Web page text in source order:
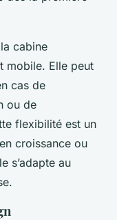
cabine
mobile. Elle peut
cas de
ou de
flexibilité est un
croissance ou
s’adapte au